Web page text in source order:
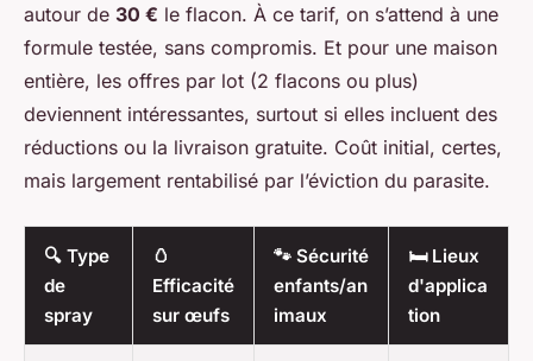
autour de 30 € le flacon. À ce tarif, on s’attend à une
formule testée, sans compromis. Et pour une maison
entière, les offres par lot (2 flacons ou plus)
deviennent intéressantes, surtout si elles incluent des
réductions ou la livraison gratuite. Coût initial, certes,
mais largement rentabilisé par l’éviction du parasite.
🔍 Type
de
spray
🥚
Efficacité
sur œufs
🐾 Sécurité
enfants/an
imaux
🛏️ Lieux
d'applica
tion